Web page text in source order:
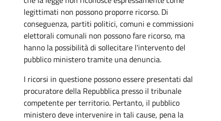
legittimati non possono proporre ricorso. Di
conseguenza, partiti politici, comuni e commissioni
elettorali comunali non possono fare ricorso, ma
hanno la possibilità di sollecitare l'intervento del
pubblico ministero tramite una denuncia.
I ricorsi in questione possono essere presentati dal
procuratore della Repubblica presso il tribunale
competente per territorio. Pertanto, il pubblico
ministero deve intervenire in tali cause, pena la